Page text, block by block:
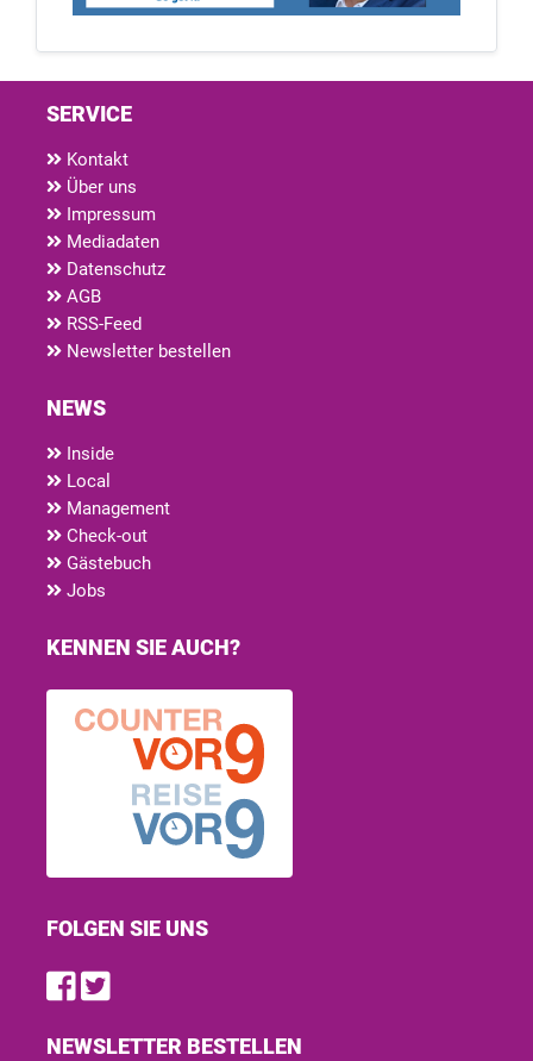
SERVICE
Kontakt
Über uns
Impressum
Mediadaten
Datenschutz
AGB
RSS-Feed
Newsletter bestellen
NEWS
Inside
Local
Management
Check-out
Gästebuch
Jobs
KENNEN SIE AUCH?
FOLGEN SIE UNS
Find us on Facebook
Follow us on Twitter
NEWSLETTER BESTELLEN